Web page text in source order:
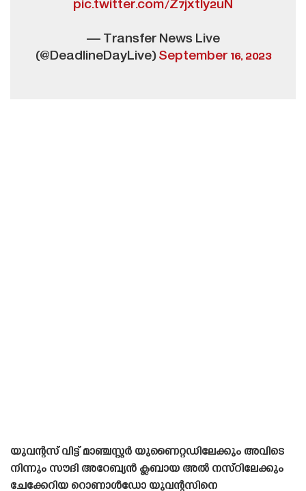
pic.twitter.com/Z7jxtly2uN
— Transfer News Live
(@DeadlineDayLive)September 16, 2023
യുവന്റസ് വിട്ട് മാഞ്ചസ്റ്റർ യുണൈറ്റഡിലേക്കും അവിടെ
നിന്നും സൗദി അറേബ്യൻ ക്ലബായ അൽ നസ്റിലേക്കും
ചേക്കേറിയ റൊണാൾഡോ യുവന്റസിനെ